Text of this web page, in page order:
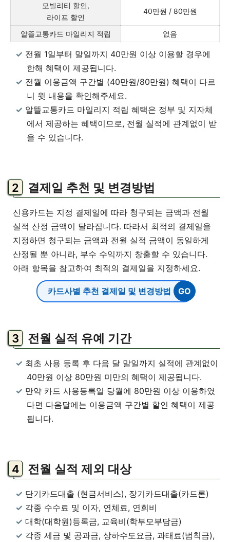
모빌리티 할인,
라이프 할인
40만원 / 80만원
알뜰교통카드 마일리지 적립 없음
전월 1일부터 말일까지 40만원 이상 이용할 경우에
한해 혜택이 제공됩니다.
전월 이용금액 구간별 (40만원/80만원) 혜택이 다르
니 윗 내용을 확인해주세요.
알뜰교통카드 마일리지 적립 혜택은 정부 및 지자체
에서 제공하는 혜택이므로, 전월 실적에 관계없이 받
을 수 있습니다.
결제일 추천 및 변경방법
신용카드는 지정 결제일에 따라 청구되는 금액과 전월
실적 산정 금액이 달라집니다. 따라서 최적의 결제일을
지정하면 청구되는 금액과 전월 실적 금액이 동일하게
산정될 뿐 아니라, 부수 수익까지 창출할 수 있습니다.
아래 항목을 참고하여 최적의 결제일을 지정하세요.
카드사별 추천 결제일 및 변경방법
전월 실적 유예 기간
최초 사용 등록 후 다음 달 말일까지 실적에 관계없이
40만원 이상 80만원 미만의 혜택이 제공됩니다.
만약 카드 사용등록일 당월에 80만원 이상 이용하였
다면 다음달에는 이용금액 구간별 할인 혜택이 제공
됩니다.
전월 실적 제외 대상
단기카드대출 (현금서비스), 장기카드대출(카드론)
각종 수수료 및 이자, 연체료, 연회비
대학(대학원)등록금, 교육비(학부모부담금)
각종 세금 및 공과금, 상하수도요금, 과태료(범칙금),